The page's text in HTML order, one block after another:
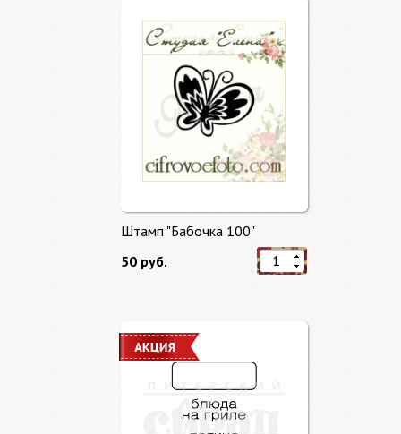
Штамп "Бабочка 100"
50 руб.